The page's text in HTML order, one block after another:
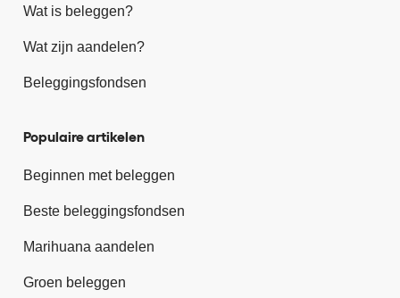
Wat is beleggen?
Wat zijn aandelen?
Beleggingsfondsen
Populaire artikelen
Beginnen met beleggen
Beste beleggingsfondsen
Marihuana aandelen
Groen beleggen